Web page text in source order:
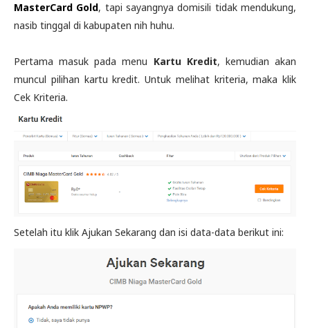
MasterCard Gold, tapi sayangnya domisili tidak mendukung,
nasib tinggal di kabupaten nih huhu.
Pertama masuk pada menu Kartu Kredit, kemudian akan
muncul pilihan kartu kredit. Untuk melihat kriteria, maka klik
Cek Kriteria.
Setelah itu klik Ajukan Sekarang dan isi data-data berikut ini: